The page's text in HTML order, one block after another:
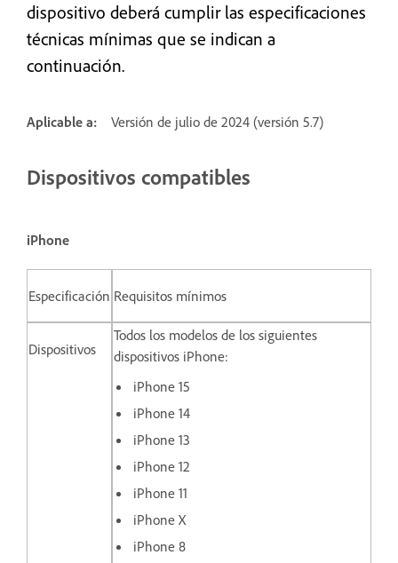
dispositivo deberá cumplir las especificaciones
técnicas mínimas que se indican a
continuación.
Aplicable a: Versión de julio de 2024 (versión 5.7)
Dispositivos compatibles
iPhone
Especificación Requisitos mínimos
Dispositivos
Todos los modelos de los siguientes
dispositivos iPhone:
iPhone 15
iPhone 14
iPhone 13
iPhone 12
iPhone 11
iPhone X
iPhone 8